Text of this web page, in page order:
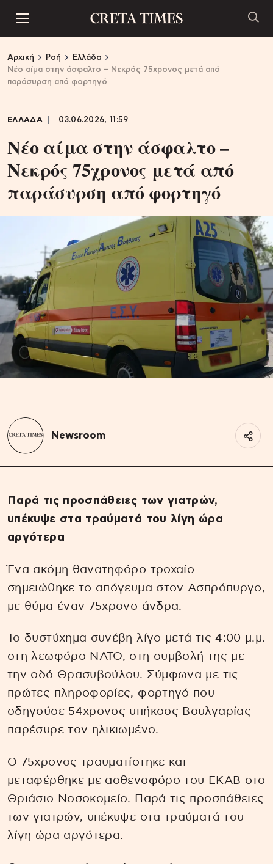
Αρχική Ροή
Ελλάδα
Νέο αίμα στην άσφαλτο – Νεκρός 75χρονος μετά από
παράσυρση από φορτηγό
ΕΛΛΑΔΑ 03.06.2026, 11:59
Νέο αίμα στην άσφαλτο –
Νεκρός 75χρονος μετά από
παράσυρση από φορτηγό
Newsroom
Παρά τις προσπάθειες των γιατρών,
υπέκυψε στα τραύματά του λίγη ώρα
αργότερα
Ένα ακόμη θανατηφόρο τροχαίο
σημειώθηκε το απόγευμα στον Ασπρόπυργο,
με θύμα έναν 75χρονο άνδρα.
Το δυστύχημα συνέβη λίγο μετά τις 4:00 μ.μ.
στη λεωφόρο ΝΑΤΟ, στη συμβολή της με
την οδό Θρασυβούλου. Σύμφωνα με τις
πρώτες πληροφορίες, φορτηγό που
οδηγούσε 54χρονος υπήκοος Βουλγαρίας
παρέσυρε τον ηλικιωμένο.
Ο 75χρονος τραυματίστηκε και
μεταφέρθηκε με ασθενοφόρο του ΕΚΑΒ στο
Θριάσιο Νοσοκομείο. Παρά τις προσπάθειες
των γιατρών, υπέκυψε στα τραύματά του
λίγη ώρα αργότερα.